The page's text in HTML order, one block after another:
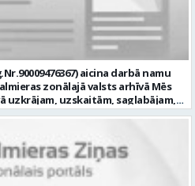
atbilstoši Valsts valodas likuma
organizatoriskās un saskarsmes
prasme patstāvīgi pieņemt
atbildības sajūta; precizitāte;
pašiniciatīva un spēja meklēt
ideju īstenošanas iespējas uz
pārbaudes laikā 1258,- EUR
laika 1310,- EUR pirms
atvaļinājuma pabalstu darba un
sniegumu; darba devēja
pēc pārbaudes laika beigām,
atbilstoši darba rezultātam
zonālajā valsts arhīvā Mēs
uzkrājam, uzskaitām, saglabājam,
nacionālo dokumentāro
Aicinām savai komandai
kolēģi namu pārziņa amatā,
Valmierā, Cempu ielā 13. Piesakies